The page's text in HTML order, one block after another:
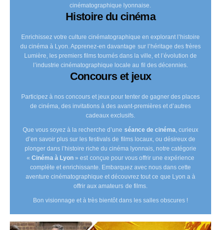
cinématographique lyonnaise.
Histoire du cinéma
Enrichissez votre culture cinématographique en explorant l’histoire
du cinéma à Lyon. Apprenez-en davantage sur l’héritage des frères
Lumière, les premiers films tournés dans la ville, et l’évolution de
l’industrie cinématographique locale au fil des décennies.
Concours et jeux
Participez à nos concours et jeux pour tenter de gagner des places
de cinéma, des invitations à des avant-premières et d’autres
cadeaux exclusifs.
Que vous soyez à la recherche d’une séance de cinéma, curieux
d’en savoir plus sur les festivals de films locaux, ou désireux de
plonger dans l’histoire riche du cinéma lyonnais, notre catégorie
«Cinéma à Lyon » est conçue pour vous offrir une expérience
complète et enrichissante. Embarquez avec nous dans cette
aventure cinématographique et découvrez tout ce que Lyon a à
offrir aux amateurs de films.
Bon visionnage et à très bientôt dans les salles obscures !